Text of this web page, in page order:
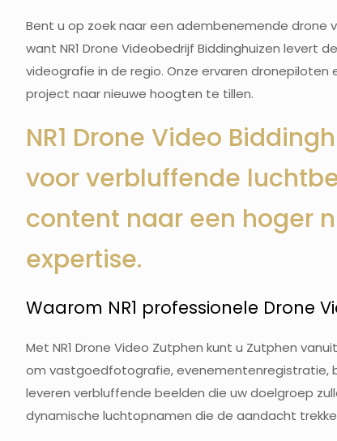
Bent u op zoek naar een adembenemende drone
want NR1 Drone Videobedrijf Biddinghuizen levert
videografie in de regio. Onze ervaren
project naar nieuwe hoogten te tillen.
NR1 Drone Video
voor verbluffende
content naar een hoger
expertise.
Waarom NR1 professionele Drone
Met NR1 Drone Video Zutphen kunt u Zutphen
om vastgoedfotografie, evenementenregistratie,
leveren verbluffende beelden die uw doelgroep
dynamische luchtopnamen die de aandacht